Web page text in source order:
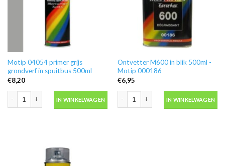
Motip 04054 primer grijs
grondverf in spuitbus 500ml
€8,20
IN WINKELWAGEN
Ontvetter M600 in blik 500ml -
Motip 000186
€6,95
IN WINKELWAGEN